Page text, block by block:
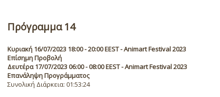
Πρόγραμμα 14
Κυριακή 16/07/2023 18:00 - 20:00 EEST - Animart Festival 2023
Επίσημη Προβολή
Δευτέρα 17/07/2023 06:00 - 08:00 EEST - Animart Festival 2023
Επανάληψη Προγράμματος
Συνολική Διάρκεια: 01:53:24